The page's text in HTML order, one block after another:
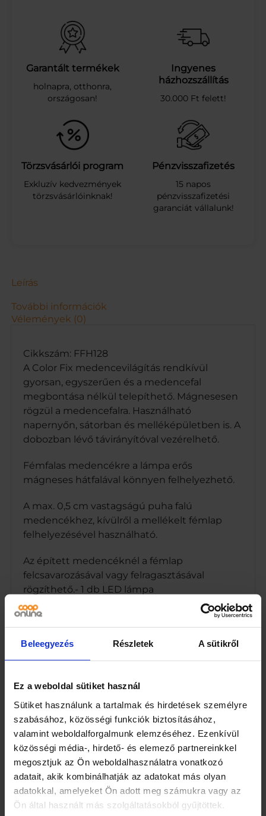
Beleegyezés Részletek A sütikről
Ez a weboldal sütiket használ
Sütiket használunk a tartalmak és hirdetések személyre
szabásához, közösségi funkciók biztosításához,
valamint weboldalforgalmunk elemzéséhez. Ezenkívül
közösségi média-, hirdető- és elemező partnereinkkel
megosztjuk az Ön weboldalhasználatra vonatkozó
adatait, akik kombinálhatják az adatokat más olyan
adatokkal, amelyeket Ön adott meg számukra vagy az
Ön által használt más szolgáltatásokból gyűjtöttek.
e
d
e
n
e
v
l
á
g
í
t
á
s
í
t
ó
a
e
n
n
g
Garantált termékek
holnapra, otthonra,
országosan!
Ingyenes
házhozszállítás
30.000 Ft felett!
Törzsvásárlói program
Exkluzív kedvezmények
törzsvásárlóinknak!
Pénzvisszafizetés
15 napos
pénzvisszafizetési
garanciát vállalunk!
Leírás
További információk
Vélemények (0)
Cikkszám: FFH128
A Color Fix medencevilágítás rendkívül
gyorsan, egyszerűen és a medencefal
megbontása nélkül telepíthető. Mágnesesen
rögzül a medencefalra. Használható
napernyőn, sátorban és melléképületben is. A
dobozban lévő távirányítóval vezérelhető.
Fémfalas medencékre a lámpa erős
mágneses hátfalával könnyen felhelyezhető.
A max. 0,5 cm vastagságú puha falú
medencékhez, kívülről a mellékelt fémlap
felhelyezésével használható.
Az épített medencéknél a fémlap
felcsavarozásával vagy felragasztásával
rögzíthető.- 1 db LED lámpa
– Többszínű világítás
– Mérete: 14 cm átmérő
– Állítható fényerő
– Többféle szín áttűnési programmód
– 3 db AA elemmel működik, mely nem
tartozéka a csomagnak
– Egyszerű, gyors telepítésA doboz tartalma: 1